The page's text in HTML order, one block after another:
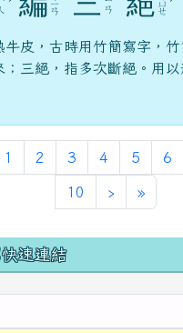
ˊ ㄧ
ㄢ
ㄢ
ㄩ
ㄝ
ˊ
牛皮，古時用竹簡寫字，
；三絕，指多次斷絕。用
頁
1 2 3 4 5 6
10 ›下一頁
»最後頁
內容
速連結